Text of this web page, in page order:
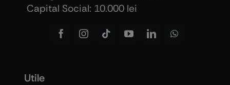
Capital Social: 10.000 lei
Utile